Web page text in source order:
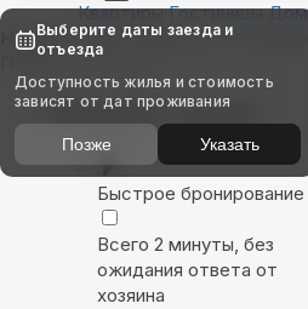
Квартиры Гостиницы
Найдём, где остановиться в
Показать на карте
Выбирайте лучшее
Быстрое бронирование
Всего 2 минуты, без
ожидания ответа от
хозяина
Выберите даты заезда и
отъезда
Доступность жилья и стоимость
зависят от дат проживания
Позже Указать